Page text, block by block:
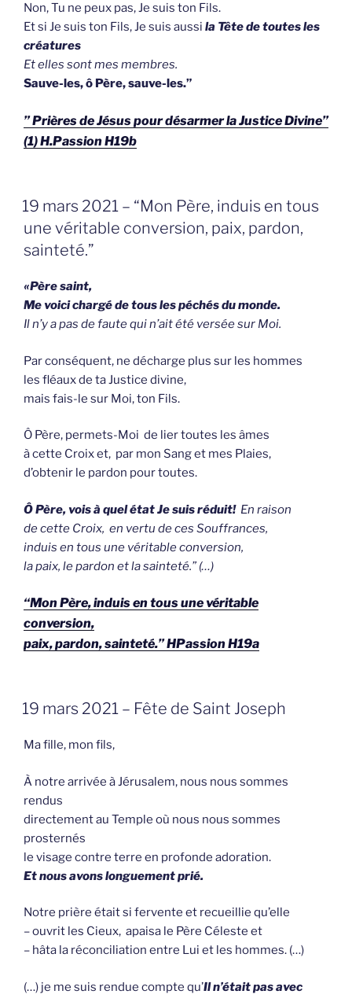
Non, Tu ne peux pas, Je suis ton Fils.
Et si Je suis ton Fils, Je suis aussi la Tête de toutes les
créatures
Et elles sont mes membres.
Sauve-les, ô Père, sauve-les.”
” Prières de Jésus pour désarmer la Justice Divine”
(1) H.Passion H19b
GEPLAATST
OP
19 mars 2021 – “Mon Père, induis en tous
une véritable conversion, paix, pardon,
sainteté.”
«Père saint,
Me voici chargé de tous les péchés du monde.
Il n’y a pas de faute qui n’ait été versée sur Moi.
Par conséquent, ne décharge plus sur les hommes
les fléaux de ta Justice divine,
mais fais-le sur Moi, ton Fils.
Ô Père, permets-Moi de lier toutes les âmes
à cette Croix et, par mon Sang et mes Plaies,
d’obtenir le pardon pour toutes.
Ô Père, vois à quel état Je suis réduit!En raison
de cette Croix, en vertu de ces Souffrances,
induis en tous une véritable conversion,
la paix, le pardon et la sainteté.” (…)
“Mon Père, induis en tous une véritable
conversion,
paix, pardon, sainteté.” HPassion H19a
GEPLAATST
OP
19 mars 2021 – Fête de Saint Joseph
Ma fille, mon fils,
À notre arrivée à Jérusalem, nous nous sommes
rendus
directement au Temple où nous nous sommes
prosternés
le visage contre terre en profonde adoration.
Et nous avons longuement prié.
Notre prière était si fervente et recueillie qu’elle
– ouvrit les Cieux, apaisa le Père Céleste et
– hâta la réconciliation entre Lui et les hommes. (…)
(…) je me suis rendue compte qu’Il n’était pas avec